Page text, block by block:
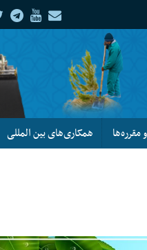
مقرره‌ها همکاری‌های بین المللی